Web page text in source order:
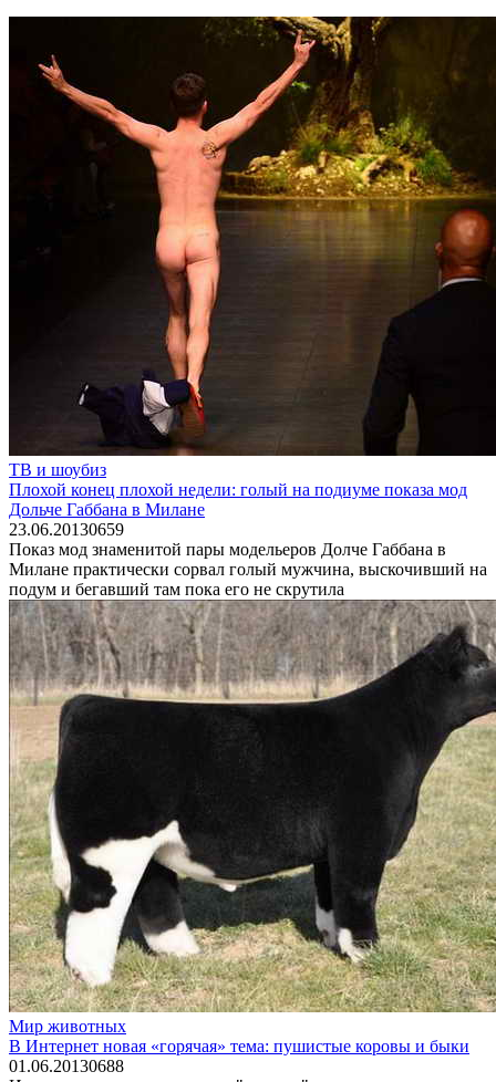
ТВ и шоубиз
Плохой конец плохой недели: голый на подиуме показа мод
Дольче Габбана в Милане
23.06.20130659
Показ мод знаменитой пары модельеров Долче Габбана в
Милане практически сорвал голый мужчина, выскочивший на
подум и бегавший там пока его не скрутила
Мир животных
В Интернет новая «горячая» тема: пушистые коровы и быки
01.06.20130688